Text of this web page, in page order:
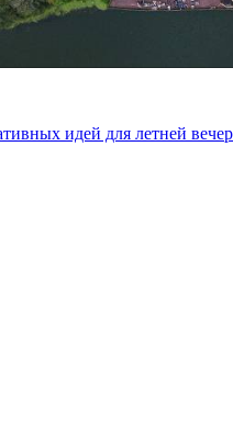
идей для летней